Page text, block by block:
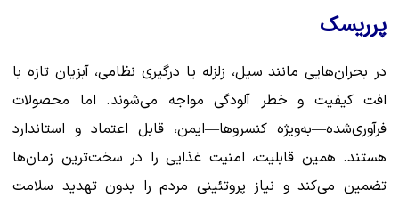
پرریسک
در بحران‌هایی مانند سیل، زلزله یا درگیری نظامی، آبزیان تازه با
افت کیفیت و خطر آلودگی مواجه می‌شوند. اما محصولات
فرآوری‌شده—به‌ویژه کنسروها—ایمن، قابل اعتماد و استاندارد
هستند. همین قابلیت، امنیت غذایی را در سخت‌ترین زمان‌ها
تضمین می‌کند و نیاز پروتئینی مردم را بدون تهدید سلامت